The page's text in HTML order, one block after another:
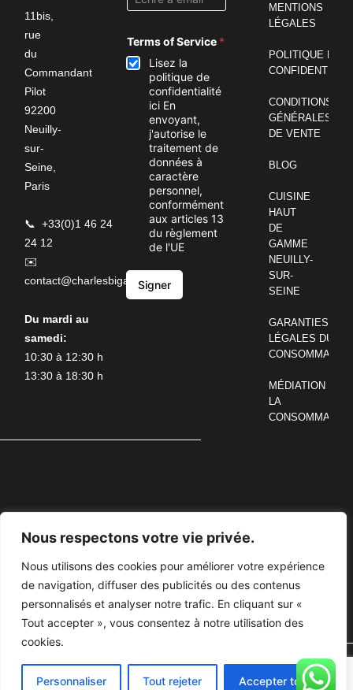
Nous respectons votre vie privée.
Nous utilisons des cookies pour améliorer votre expérience
de navigation, diffuser des publicités ou des contenus
personnalisés et analyser notre trafic. En cliquant sur «
Tout accepter », vous consentez à notre utilisation des
cookies.
Personnaliser Tout rejeter Accepter tout
11bis,
rue
du
Commandant
Pilot
92200
Neuilly-
sur-
Seine,
Paris
📞+33(0)1 46 24
24 12
✉️
contact@charlesbigant.fr
Du mardi au
samedi:
10:30 à 12:30 h
13:30 à 18:30 h
Terms of Service *
Lisez la
politique de
confidentialité
ici En
envoyant,
j'autorise le
traitement de
données à
caractère
personnel,
conformément
aux articles 13
du règlement
de l'UE
Signer
​MENTIONS
LÉGALES
POLITIQUE DE
CONDITIONS
GÉNÉRALES
DE VENTE
BLOG
CUISINE
HAUT
DE
GAMME
NEUILLY-
SUR-
SEINE
GARANTIES
LÉGALES DU
MÉDIATION DE
LA
CONSOMMATION
Agencement haut de gamme sur mesure|Mobilier haut de gamme
d’intérieur|Mobilier de luxe pour exterieur|Luminaire de design
haut de gamme Paris|Cuisine d’été extérieure
CESAR | AUDO COPENHAGEN | DRIADE | VETSAK | FRANDSEN |
KARPETA | POTOCCO | LUXY | OGO | FÒGHER
Copyright © 2025 Charles Bigant Design Studio | furniture shop Paris|
Magasin de meubles de luxe à Neuilly-Sur-Seine, Paris